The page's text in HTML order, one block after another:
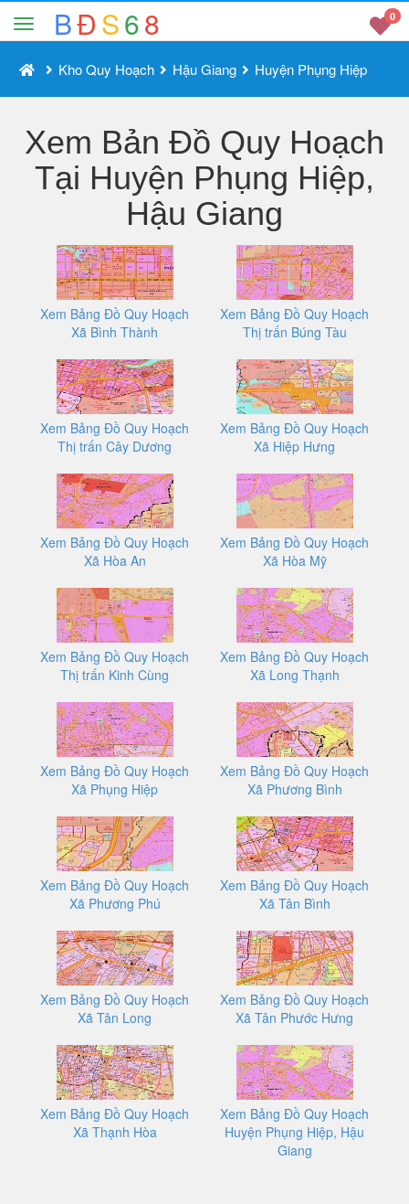
BĐS68 0
Kho Quy Hoạch Hậu Giang Huyện Phụng Hiệp
Xem Bản Đồ Quy Hoạch
Tại Huyện Phụng Hiệp,
Hậu Giang
Xem Bảng Đồ Quy Hoạch
Xã Bình Thành
Xem Bảng Đồ Quy Hoạch
Thị trấn Búng Tàu
Xem Bảng Đồ Quy Hoạch
Thị trấn Cây Dương
Xem Bảng Đồ Quy Hoạch
Xã Hiệp Hưng
Xem Bảng Đồ Quy Hoạch
Xã Hòa An
Xem Bảng Đồ Quy Hoạch
Xã Hòa Mỹ
Xem Bảng Đồ Quy Hoạch
Thị trấn Kinh Cùng
Xem Bảng Đồ Quy Hoạch
Xã Long Thạnh
Xem Bảng Đồ Quy Hoạch
Xã Phụng Hiệp
Xem Bảng Đồ Quy Hoạch
Xã Phương Bình
Xem Bảng Đồ Quy Hoạch
Xã Phương Phú
Xem Bảng Đồ Quy Hoạch
Xã Tân Bình
Xem Bảng Đồ Quy Hoạch
Xã Tân Long
Xem Bảng Đồ Quy Hoạch
Xã Tân Phước Hưng
Xem Bảng Đồ Quy Hoạch
Xã Thạnh Hòa
Xem Bảng Đồ Quy Hoạch
Huyện Phụng Hiệp, Hậu
Giang